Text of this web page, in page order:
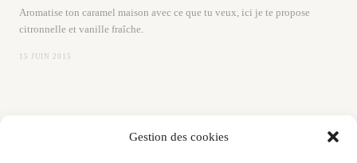
Gestion des cookies
Aromatise ton caramel maison avec ce que tu veux, ici je te propose
citronnelle et vanille fraîche.
15 JUIN 2015